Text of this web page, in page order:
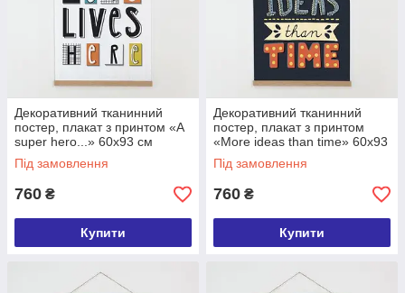
Декоративний тканинний
постер, плакат з принтом «A
super hero...» 60х93 см
(TPSR_22S058)
Під замовлення
760 ₴
Купити
Декоративний тканинний
постер, плакат з принтом
«More ideas than time» 60х93
см (TPSR_22S057)
Під замовлення
760 ₴
Купити